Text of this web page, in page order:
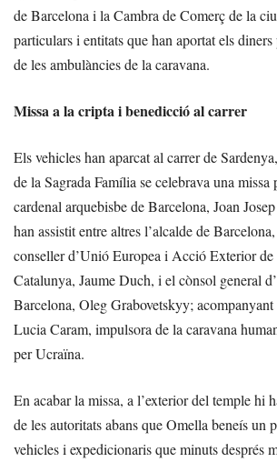
de Barcelona i la Cambra de Comerç de la
particulars i entitats que han aportat els
de les ambulàncies de la caravana.
Missa a la cripta i benedicció al carrer
Els vehicles han aparcat al carrer de
de la Sagrada Família se celebrava una missa
cardenal arquebisbe de Barcelona, Joan
han assistit entre altres l’alcalde de
conseller d’Unió Europea i Acció Exterior de
Catalunya, Jaume Duch, i el cònsol general
Barcelona, Oleg Grabovetskyy;
Lucia Caram, impulsora de la caravana
per Ucraïna.
En acabar la missa, a l’exterior del temple hi
de les autoritats abans que Omella beneís un
vehicles i expedicionaris que minuts després